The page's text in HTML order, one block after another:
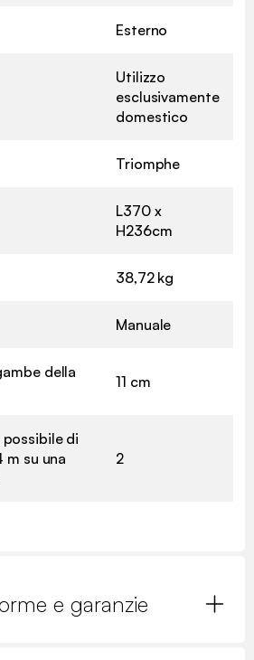
Esterno
Utilizzo
esclusivamente
domestico
Triomphe
L370 x
H236cm
38,72 kg
Manuale
della
11 cm
di
m su una
2
e garanzie